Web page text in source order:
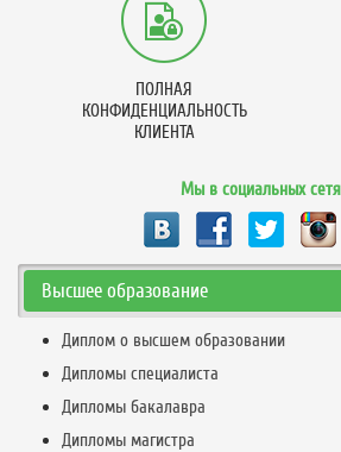
ПОЛНАЯ
КОНФИДЕНЦИАЛЬНОСТЬ
КЛИЕНТА
Мы в социальных
Высшее образование
Диплом о высшем образовании
Дипломы специалиста
Дипломы бакалавра
Дипломы магистра